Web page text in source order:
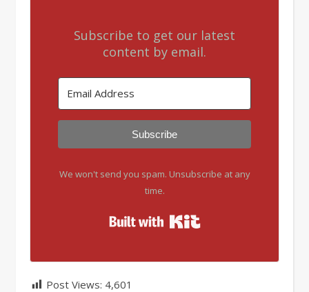
Subscribe to get our latest
content by email.
Subscribe
We won't send you spam. Unsubscribe at any
time.
Post Views: 4,601